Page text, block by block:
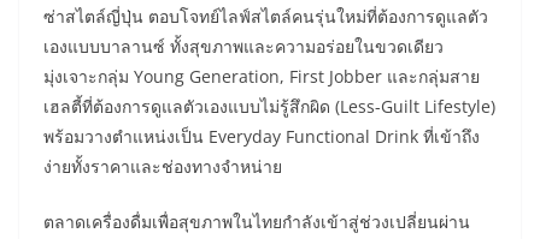
ซ่าสไตล์ญี่ปุ่น ตอบโจทย์ไลฟ์สไตล์คนรุ่นใหม่ที่ต้องการดูแลตัว
เองแบบบาลานซ์ ทั้งสุขภาพและความอร่อยในขวดเดียว
มุ่งเจาะกลุ่ม Young Generation, First Jobber และกลุ่มสาย
เฮลตี้ที่ต้องการดูแลตัวเองแบบไม่รู้สึกผิด (Less-Guilt Lifestyle)
พร้อมวางตำแหน่งเป็น Everyday Functional Drink ที่เข้าถึง
ง่ายทั้งราคาและช่องทางจำหน่าย
ตลาดเครื่องดื่มเพื่อสุขภาพในไทยกำลังเข้าสู่ช่วงเปลี่ยนผ่าน